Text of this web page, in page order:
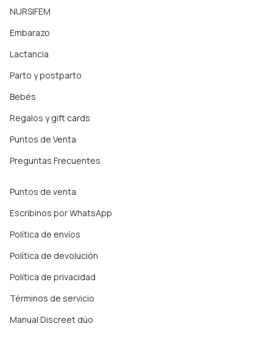
NURSIFEM
Embarazo
Lactancia
Parto y postparto
Bebés
Regalos y gift cards
Puntos de Venta
Preguntas Frecuentes
Puntos de venta
Escribinos por WhatsApp
Política de envíos
Política de devolución
Política de privacidad
Términos de servicio
Manual Discreet dúo